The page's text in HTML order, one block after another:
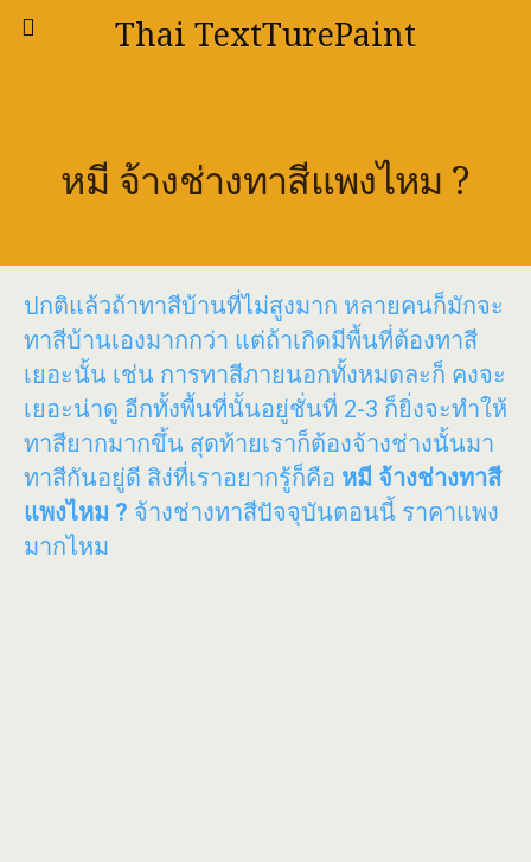
Thai TextTurePaint
หมี จ้างช่างทาสีแพงไหม ?
ปกติแล้วถ้าทาสีบ้านที่ไม่สูงมาก หลายคนก็มักจะ
ทาสีบ้านเองมากกว่า แต่ถ้าเกิดมีพื้นที่ต้องทาสี
เยอะนั้น เช่น การทาสีภายนอกทั้งหมดละก็ คงจะ
เยอะน่าดู อีกทั้งพื้นที่นั้นอยู่ชั่นที่ 2-3 ก็ยิ่งจะทำให้
ทาสียากมากขึ้น สุดท้ายเราก็ต้องจ้างช่างนั้นมา
ทาสีกันอยู่ดี สิง่ที่เราอยากรู้ก็คือ หมี จ้างช่างทาสี
แพงไหม ? จ้างช่างทาสีปัจจุบันตอนนี้ ราคาแพง
มากไหม